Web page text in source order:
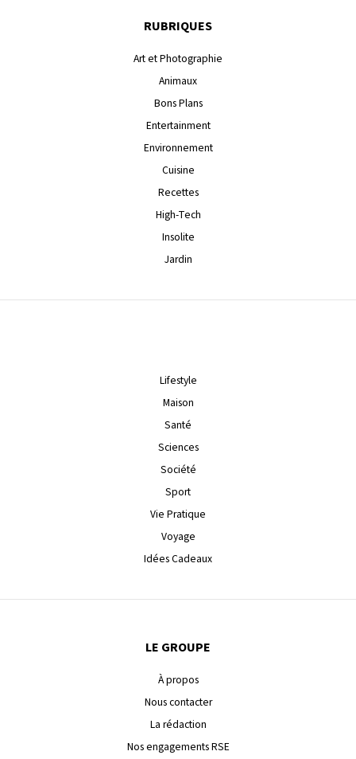
RUBRIQUES
Art et Photographie
Animaux
Bons Plans
Entertainment
Environnement
Cuisine
Recettes
High-Tech
Insolite
Jardin
Lifestyle
Maison
Santé
Sciences
Société
Sport
Vie Pratique
Voyage
Idées Cadeaux
LE GROUPE
À propos
Nous contacter
La rédaction
Nos engagements RSE